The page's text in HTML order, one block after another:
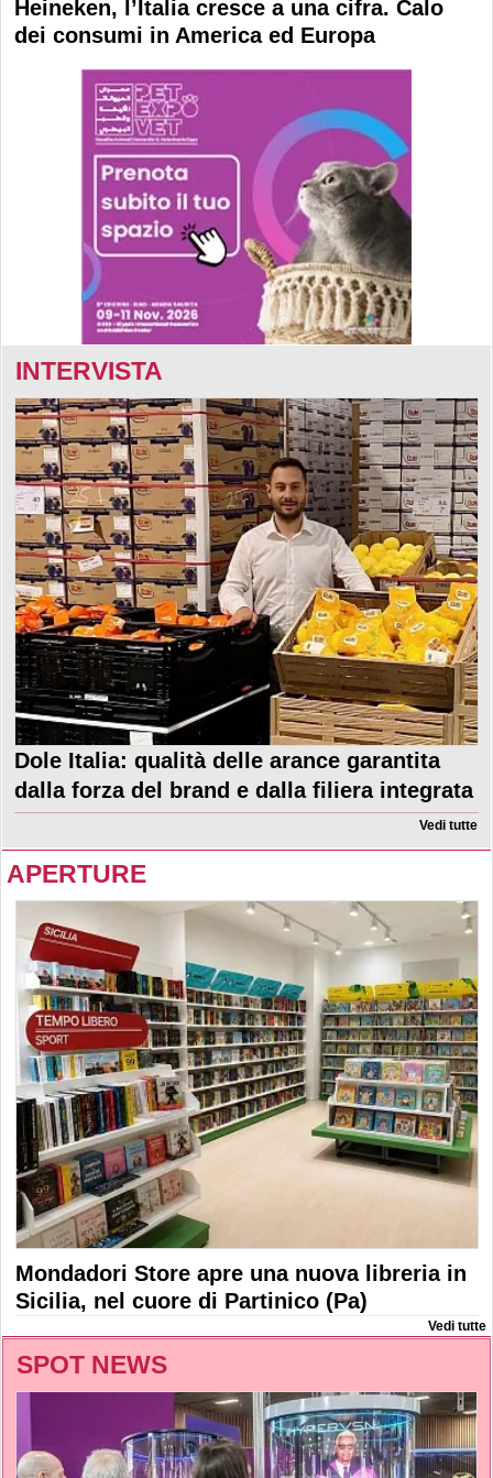
Heineken, l’Italia cresce a una cifra. Calo
dei consumi in America ed Europa
INTERVISTA
Dole Italia: qualità delle arance garantita
dalla forza del brand e dalla filiera integrata
Vedi tutte
APERTURE
Mondadori Store apre una nuova libreria in
Sicilia, nel cuore di Partinico (Pa)
Vedi tutte
SPOT NEWS